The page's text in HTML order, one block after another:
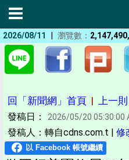
2026/08/11 | 瀏覽數：
回「新聞網」首頁 | 上一則
發稿日： 2026/05/20 05:30:00
發稿人：轉自cdns.com.t | 修